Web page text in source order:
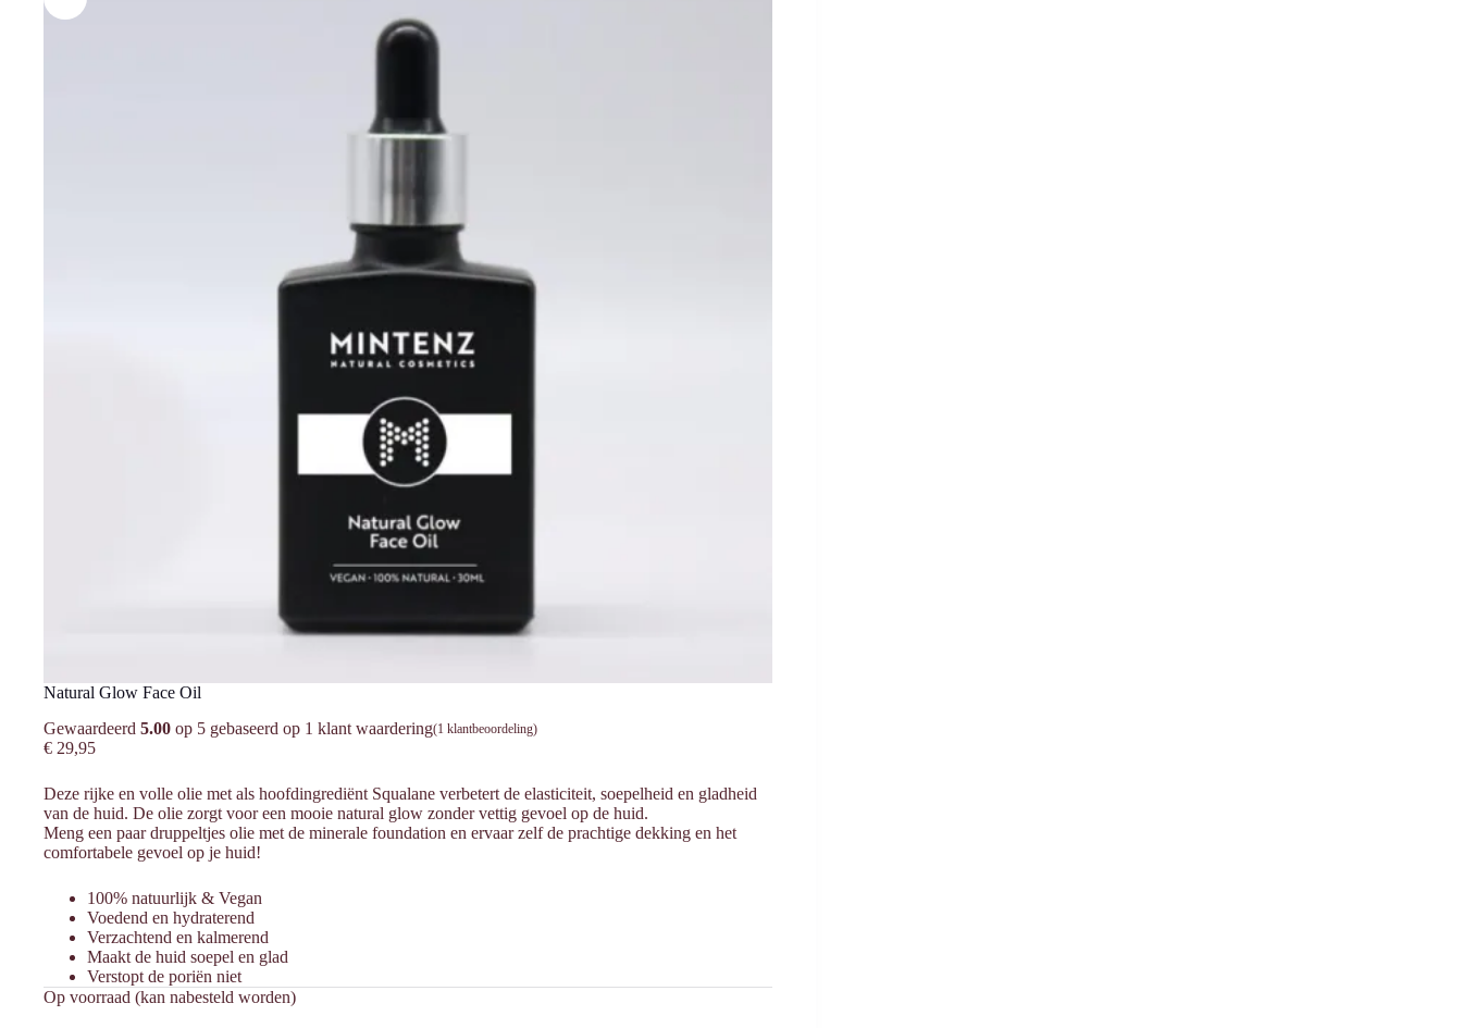
Natural Glow Face Oil
Gewaardeerd 5.00 op 5 gebaseerd op 1 klant waardering(1 klantbeoordeling)
€ 29,95
Deze rijke en volle olie met als hoofdingrediënt Squalane verbetert de elasticiteit, soepelheid en gladheid
van de huid. De olie zorgt voor een mooie natural glow zonder vettig gevoel op de huid.
Meng een paar druppeltjes olie met de minerale foundation en ervaar zelf de prachtige dekking en het
comfortabele gevoel op je huid!
100% natuurlijk & Vegan
Voedend en hydraterend
Verzachtend en kalmerend
Maakt de huid soepel en glad
Verstopt de poriën niet
Op voorraad (kan nabesteld worden)